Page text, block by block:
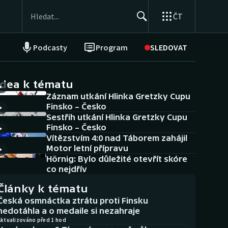
ČT
Podcasty Program SLEDOVAT
NEPŘEHLÉDNĚTE
Historické návraty
Aplikace ČT sport
AZ kvíz
k tématu
Záznam utkání Hlinka Gretzky Cupu
Finsko – Česko
Sestřih utkání Hlinka Gretzky Cupu
Finsko – Česko
Vítězstvím 4:0 nad Táborem zahájil
Motor letní přípravu
Hörnig: Bylo důležité otevřít skóre
co nejdřív
k tématu
osmnáctka ztrátu proti Finsku
a o medaile si nezahraje
před 1 hod